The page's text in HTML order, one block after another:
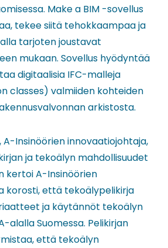
Make a BIM -sovellus
tekee siitä tehokkaampaa ja
tarjoten joustavat
mukaan. Sovellus hyödyntää
digitaalisia IFC-malleja
classes) valmiiden kohteiden
arkistosta.
, A-Insinöörien innovaatiojohtaja,
ja tekoälyn mahdollisuudet
kertoi A-Insinöörien
korosti, että tekoälypelikirja
ja käytännöt tekoälyn
alalla Suomessa. Pelikirjan
että tekoälyn